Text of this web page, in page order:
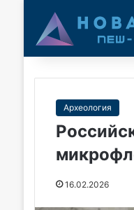
Археология
16.02.2026